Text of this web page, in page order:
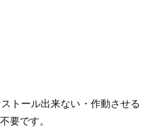
トール出来ない・作動させる
要です。